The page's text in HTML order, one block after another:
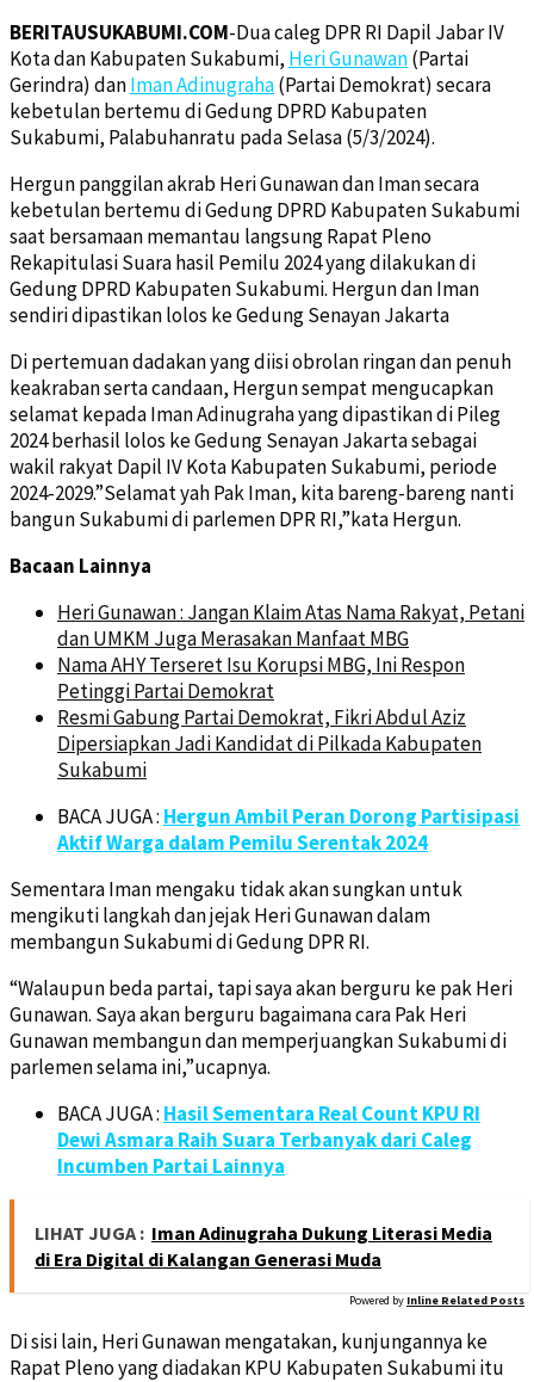
BERITAUSUKABUMI.COM-Dua caleg DPR RI Dapil Jabar IV
Kota dan Kabupaten Sukabumi, Heri Gunawan(Partai
Gerindra) danIman Adinugraha(Partai Demokrat) secara
kebetulan bertemu di Gedung DPRD Kabupaten
Sukabumi, Palabuhanratu pada Selasa (5/3/2024).
Hergun panggilan akrab Heri Gunawan dan Iman secara
kebetulan bertemu di Gedung DPRD Kabupaten Sukabumi
saat bersamaan memantau langsung Rapat Pleno
Rekapitulasi Suara hasil Pemilu 2024 yang dilakukan di
Gedung DPRD Kabupaten Sukabumi. Hergun dan Iman
sendiri dipastikan lolos ke Gedung Senayan Jakarta
Di pertemuan dadakan yang diisi obrolan ringan dan penuh
keakraban serta candaan, Hergun sempat mengucapkan
selamat kepada Iman Adinugraha yang dipastikan di Pileg
2024 berhasil lolos ke Gedung Senayan Jakarta sebagai
wakil rakyat Dapil IV Kota Kabupaten Sukabumi, periode
2024-2029.”Selamat yah Pak Iman, kita bareng-bareng nanti
bangun Sukabumi di parlemen DPR RI,”kata Hergun.
Bacaan Lainnya
Heri Gunawan : Jangan Klaim Atas Nama Rakyat, Petani
dan UMKM Juga Merasakan Manfaat MBG
Nama AHY Terseret Isu Korupsi MBG, Ini Respon
Petinggi Partai Demokrat
Resmi Gabung Partai Demokrat, Fikri Abdul Aziz
Dipersiapkan Jadi Kandidat di Pilkada Kabupaten
Sukabumi
BACA JUGA : Hergun Ambil Peran Dorong Partisipasi
Aktif Warga dalam Pemilu Serentak 2024
Sementara Iman mengaku tidak akan sungkan untuk
mengikuti langkah dan jejak Heri Gunawan dalam
membangun Sukabumi di Gedung DPR RI.
“Walaupun beda partai, tapi saya akan berguru ke pak Heri
Gunawan. Saya akan berguru bagaimana cara Pak Heri
Gunawan membangun dan memperjuangkan Sukabumi di
parlemen selama ini,”ucapnya.
BACA JUGA : Hasil Sementara Real Count KPU RI
Dewi Asmara Raih Suara Terbanyak dari Caleg
Incumben Partai Lainnya
LIHAT JUGA : Iman Adinugraha Dukung Literasi Media
di Era Digital di Kalangan Generasi Muda
Powered by Inline Related Posts
Di sisi lain, Heri Gunawan mengatakan, kunjungannya ke
Rapat Pleno yang diadakan KPU Kabupaten Sukabumi itu